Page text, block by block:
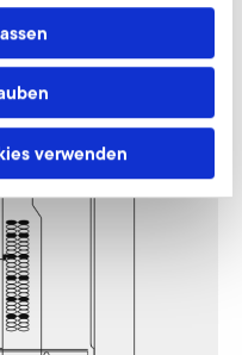
verwenden
C2, 400 V Klasse)